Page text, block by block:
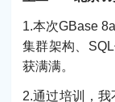
1.本次GBase
集群架构、
获满满。
2.通过培训，我